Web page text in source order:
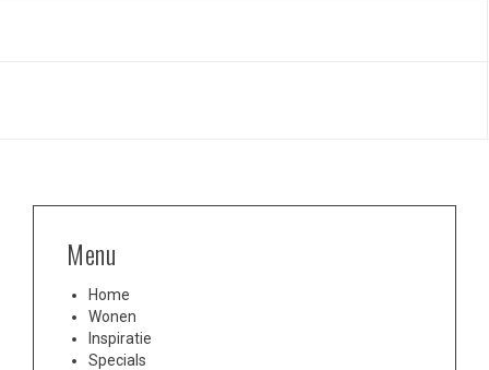
Menu
Home
Wonen
Inspiratie
Specials